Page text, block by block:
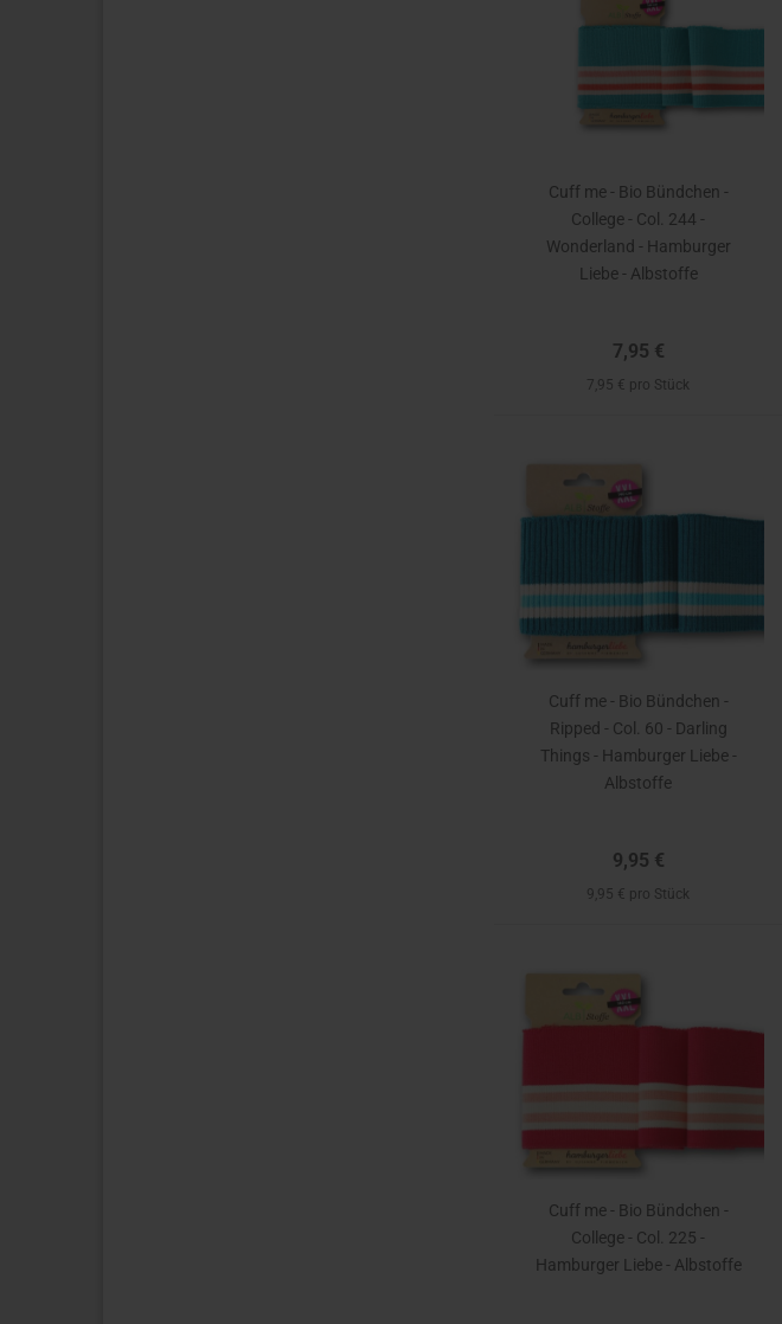
Cuff me - Bio Bündchen -
College - Col. 244 -
Wonderland - Hamburger
Liebe - Albstoffe
7,95 €
7,95 € pro Stück
Cuff me - Bio Bündchen -
Ripped - Col. 60 - Darling
Things - Hamburger Liebe -
Albstoffe
9,95 €
9,95 € pro Stück
Cuff me - Bio Bündchen -
College - Col. 225 -
Hamburger Liebe - Albstoffe